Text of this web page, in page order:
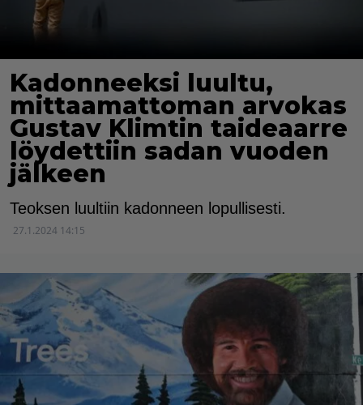
Kadonneeksi luultu,
mittaamattoman arvokas
Gustav Klimtin taideaarre
löydettiin sadan vuoden
jälkeen
Teoksen luultiin kadonneen lopullisesti.
27.1.2024 14:15